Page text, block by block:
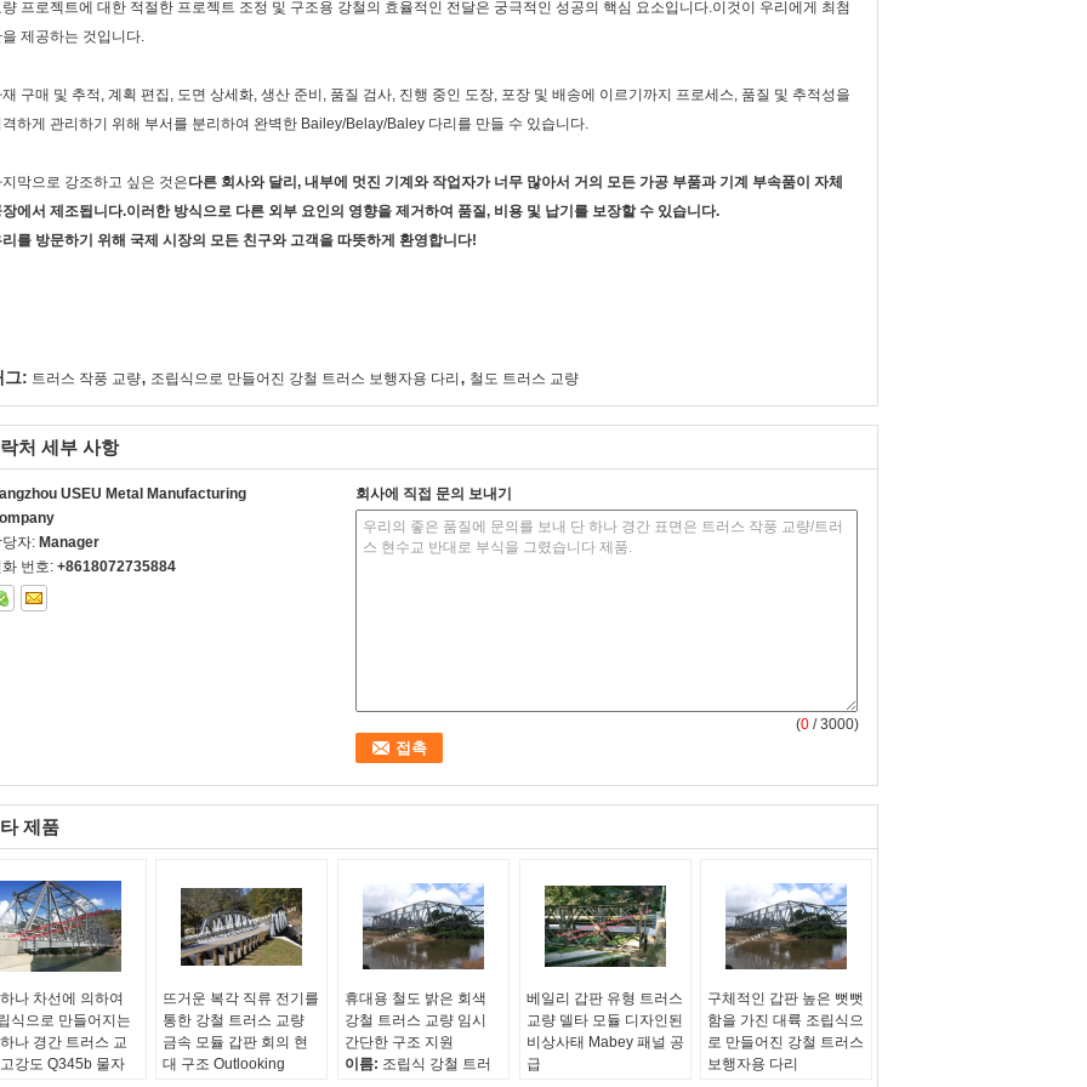
량 프로젝트에 대한 적절한 프로젝트 조정 및 구조용 강철의 효율적인 전달은 궁극적인 성공의 핵심 요소입니다.이것이 우리에게 최첨
을 제공하는 것입니다.
재 구매 및 추적, 계획 편집, 도면 상세화, 생산 준비, 품질 검사, 진행 중인 도장, 포장 및 배송에 이르기까지 프로세스, 품질 및 추적성을
격하게 관리하기 위해 부서를 분리하여 완벽한 Bailey/Belay/Baley 다리를 만들 수 있습니다.
지막으로 강조하고 싶은 것은다른 회사와 달리, 내부에 멋진 기계와 작업자가 너무 많아서 거의 모든 가공 부품과 기계 부속품이 자체
장에서 제조됩니다.이러한 방식으로 다른 외부 요인의 영향을 제거하여 품질, 비용 및 납기를 보장할 수 있습니다.
리를 방문하기 위해 국제 시장의 모든 친구와 고객을 따뜻하게 환영합니다!
그: 트러스 작풍 교량, 조립식으로 만들어진 강철 트러스 보행자용 다리 , 철도 트러스 교량
처 세부 사항
USEU Metal Manufacturing
당자: Manager
화 번호: +8618072735884
회사에 직접 문의 보내기
(0 / 3000)
제품
나 차선에 의하여
식으로 만들어지는
나 경간 트러스 교
강도 Q345b 물자
뜨거운 복각 직류 전기를
통한 강철 트러스 교량
금속 모듈 갑판 회의 현
대 구조 Outlooking
휴대용 철도 밝은 회색
강철 트러스 교량 임시
간단한 구조 지원
이름: 조립식 강철 트러
베일리 갑판 유형 트러스
교량 델타 모듈 디자인된
비상사태 Mabey 패널 공
급
구체적인 갑판 높은 뻣뻣
함을 가진 대륙 조립식으
로 만들어진 강철 트러스
보행자용 다리